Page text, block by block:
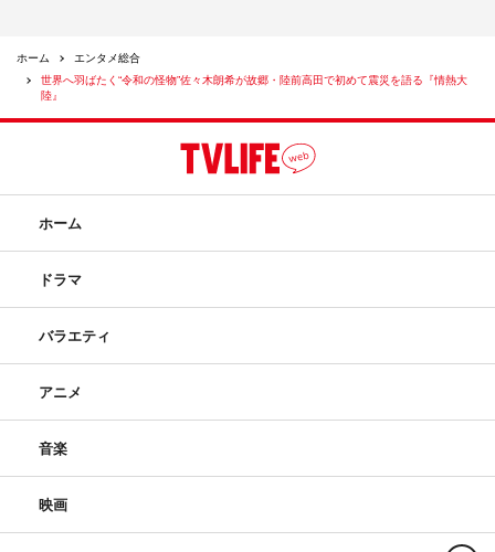
ホーム
エンタメ総合
世界へ羽ばたく“令和の怪物”佐々木朗希が故郷・陸前高田で初めて震災を語る『情熱大
陸』
ホーム
ドラマ
バラエティ
アニメ
音楽
映画